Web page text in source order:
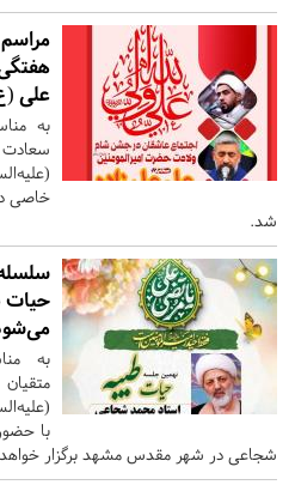
علی
به
خاصی
شد.
حیات
به
با
شجاعی در شهر مقدس مشهد برگزار